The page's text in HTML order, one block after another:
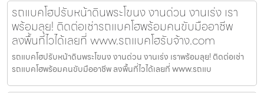
รถแบคโฮปรับหน้าดินพระโขนง งานด่วน งานเร่ง เรา
พร้อมลุย! ติดต่อเช่ารถแบคโฮพร้อมคนขับมืออาชีพ
ลงพื้นที่ไวได้เลยที่ www.รถแบคโฮรับจ้าง.com
รถแบคโฮปรับหน้าดินพระโขนง งานด่วน งานเร่ง เราพร้อมลุย! ติดต่อเช่า
รถแบคโฮพร้อมคนขับมืออาชีพ ลงพื้นที่ไวได้เลยที่ www.รถแบ